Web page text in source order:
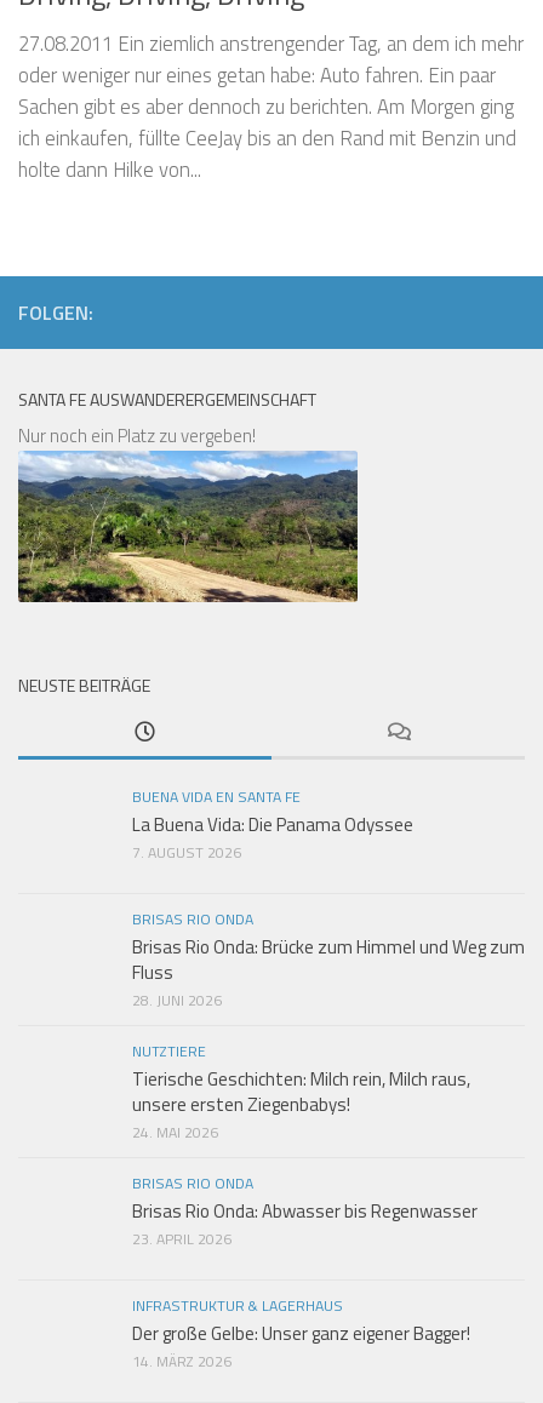
27.08.2011 Ein ziemlich anstrengender Tag, an dem ich mehr
oder weniger nur eines getan habe: Auto fahren. Ein paar
Sachen gibt es aber dennoch zu berichten. Am Morgen ging
ich einkaufen, füllte CeeJay bis an den Rand mit Benzin und
holte dann Hilke von...
FOLGEN:
SANTA FE AUSWANDERERGEMEINSCHAFT
Nur noch ein Platz zu vergeben!
NEUSTE BEITRÄGE
BUENA VIDA EN SANTA FE
La Buena Vida: Die Panama Odyssee
7. AUGUST 2026
BRISAS RIO ONDA
Brisas Rio Onda: Brücke zum Himmel und Weg zum
Fluss
28. JUNI 2026
NUTZTIERE
Tierische Geschichten: Milch rein, Milch raus,
unsere ersten Ziegenbabys!
24. MAI 2026
BRISAS RIO ONDA
Brisas Rio Onda: Abwasser bis Regenwasser
23. APRIL 2026
INFRASTRUKTUR & LAGERHAUS
Der große Gelbe: Unser ganz eigener Bagger!
14. MÄRZ 2026